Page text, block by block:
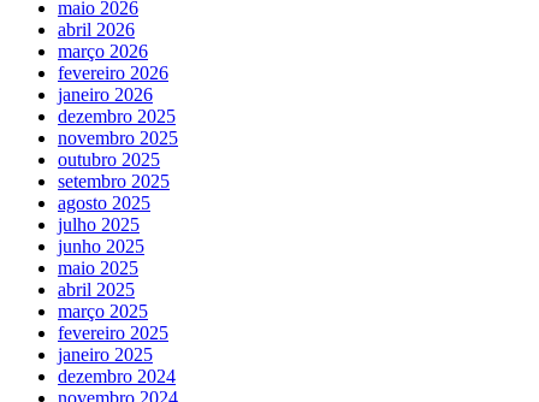
maio 2026
abril 2026
março 2026
fevereiro 2026
janeiro 2026
dezembro 2025
novembro 2025
outubro 2025
setembro 2025
agosto 2025
julho 2025
junho 2025
maio 2025
abril 2025
março 2025
fevereiro 2025
janeiro 2025
dezembro 2024
novembro 2024